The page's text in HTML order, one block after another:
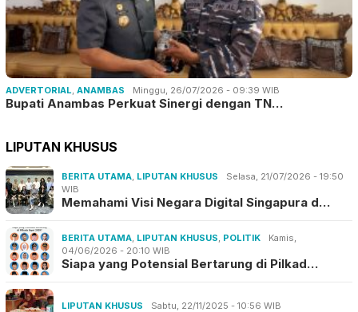
ADVERTORIAL, ANAMBAS Minggu, 26/07/2026 - 09:39 WIB
Bupati Anambas Perkuat Sinergi dengan TN…
LIPUTAN KHUSUS
BERITA UTAMA, LIPUTAN KHUSUS
Selasa, 21/07/2026 - 19:50
WIB
Memahami Visi Negara Digital Singapura d…
BERITA UTAMA, LIPUTAN KHUSUS, POLITIK
Kamis,
04/06/2026 - 20:10 WIB
Siapa yang Potensial Bertarung di Pilkad…
LIPUTAN KHUSUS Sabtu, 22/11/2025 - 10:56 WIB